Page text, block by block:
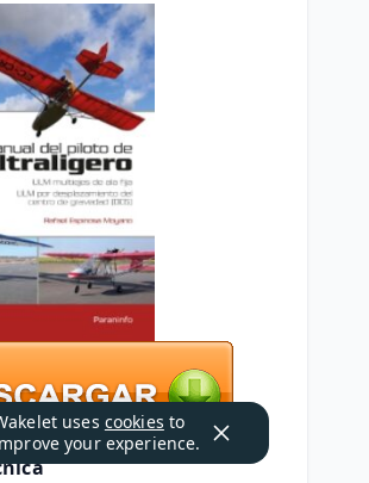
uses cookies to
your experience.